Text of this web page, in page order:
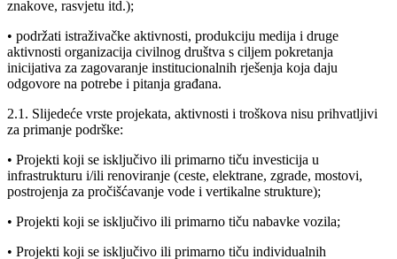
znakove, rasvjetu itd.);
• podržati istraživačke aktivnosti, produkciju medija i druge
aktivnosti organizacija civilnog društva s ciljem pokretanja
inicijativa za zagovaranje institucionalnih rješenja koja daju
odgovore na potrebe i pitanja građana.
2.1. Slijedeće vrste projekata, aktivnosti i troškova nisu prihvatljivi
za primanje podrške:
• Projekti koji se isključivo ili primarno tiču investicija u
infrastrukturu i/ili renoviranje (ceste, elektrane, zgrade, mostovi,
postrojenja za pročišćavanje vode i vertikalne strukture);
• Projekti koji se isključivo ili primarno tiču nabavke vozila;
• Projekti koji se isključivo ili primarno tiču individualnih